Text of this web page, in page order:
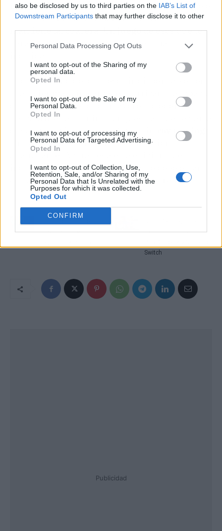
also be disclosed by us to third parties on the IAB’s List of
Downstream Participants that may further disclose it to other
Personal Data Processing Opt Outs
I want to opt-out of the Sharing of my
personal data.
Opted In
I want to opt-out of the Sale of my
Personal Data.
Opted In
I want to opt-out of processing my
Personal Data for Targeted Advertising.
Opted In
I want to opt-out of Collection, Use,
Retention, Sale, and/or Sharing of my
Personal Data that Is Unrelated with the
Purposes for which it was collected.
Opted Out
CONFIRM
más como si lo estuviéramos viendo en una tele
de época. También la banda sonora se
mantiene tal cual era. Unjuegode esos que te
pararías a escuchar todas las melodías
Si quieres uno de los juegos indispensables en
es tu título. Con ello, los mayores pueden
descubrirles a los niños un juego al que se van a
enganchar. Sin tantos gráficos, sin
ray tracing
tecnología, pero con una diversión
apabullante. Ahora llega esta edición que
incluye cuatro juegos en uno y que debe estar
en tu biblioteca si eres amante de lo retro.
Artículo anterior
de Nintendo Switch
formato físico para
Switch
Publicidad